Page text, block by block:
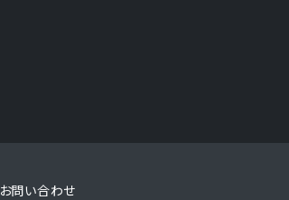
お問い合わせ